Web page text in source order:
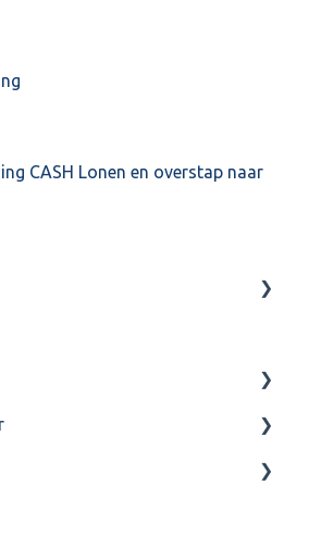
& Onderhoud
CASH Lonen en overstap naar
CASH Lonen)
2025